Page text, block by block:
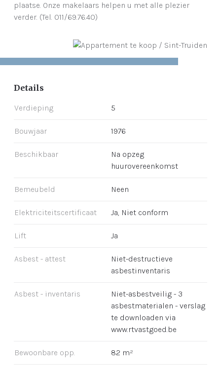
plaatse. Onze makelaars helpen u met alle plezier
verder. (Tel. 011/69.76.40)
Details
Verdieping 5
Bouwjaar 1976
Beschikbaar
Na opzeg
huurovereenkomst
Bemeubeld Neen
Elektriciteitscertificaat Ja, Niet conform
Lift Ja
Asbest - attest
Niet-destructieve
asbestinventaris
Asbest - inventaris
Niet-asbestveilig - 3
asbestmaterialen - verslag
te downloaden via
www.rtvastgoed.be
Bewoonbare opp. 82 m²